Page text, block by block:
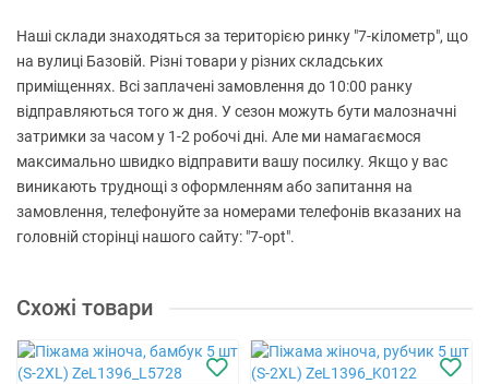
Наші склади знаходяться за територією ринку "7-кілометр", що
на вулиці Базовій. Різні товари у різних складських
приміщеннях. Всі заплачені замовлення до 10:00 ранку
відправляються того ж дня. У сезон можуть бути малозначні
затримки за часом у 1-2 робочі дні. Але ми намагаємося
максимально швидко відправити вашу посилку. Якщо у вас
виникають труднощі з оформленням або запитання на
замовлення, телефонуйте за номерами телефонів вказаних на
головній сторінці нашого сайту: "7-opt".
Схожі товари